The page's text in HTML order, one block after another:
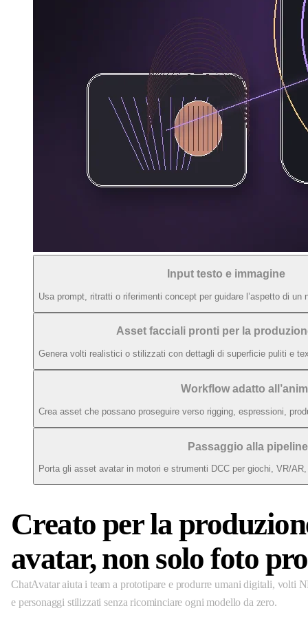
Input testo e immagine
Usa prompt, ritratti o riferimenti concept per guidare l’aspetto di un
Asset facciali pronti per la
Genera volti realistici o stilizzati con dettagli di superficie puliti e
Workflow adatto
Crea asset che possano proseguire verso rigging, espressioni,
Passaggio alla pipeline
Porta gli asset avatar in motori e strumenti DCC per giochi, VR/
Creato per la
avatar, non solo foto
ChatAvatar aiuta i team a prototipare e produrre umani digitali, volti
e personaggi stilizzati senza ricominciare ogni modello da zero.